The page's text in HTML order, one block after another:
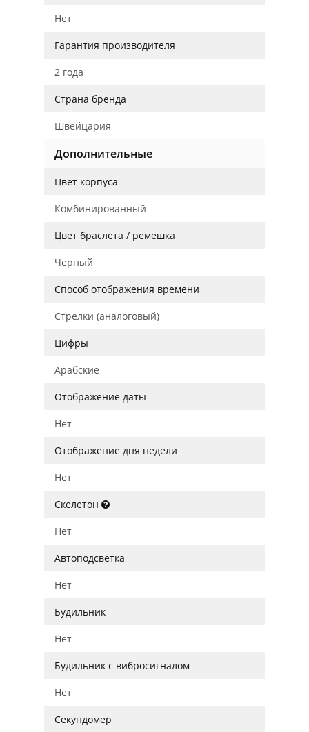
Нет
Гарантия производителя
2 года
Страна бренда
Швейцария
Дополнительные
Цвет корпуса
Комбинированный
Цвет браслета / ремешка
Черный
Способ отображения времени
Стрелки (аналоговый)
Цифры
Арабские
Отображение даты
Нет
Отображение дня недели
Нет
Скелетон
Нет
Автоподсветка
Нет
Будильник
Нет
Будильник с вибросигналом
Нет
Секундомер